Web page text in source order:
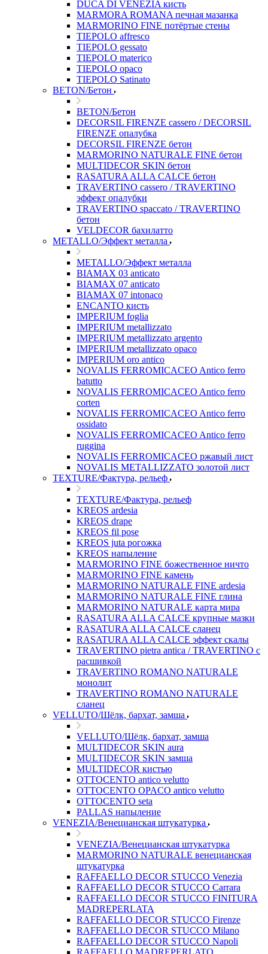
DUCA DI VENEZIA кисть
MARMORA ROMANA печная мазанка
MARMORINO FINE потёртые стены
TIEPOLO affresco
TIEPOLO gessato
TIEPOLO materico
TIEPOLO opaco
TIEPOLO Satinato
BETON/Бетон
BETON/Бетон
DECORSIL FIRENZE cassero / DECORSIL
FIRENZE опалубка
DECORSIL FIRENZE бетон
MARMORINO NATURALE FINE бетон
MULTIDECOR SKIN бетон
RASATURA ALLA CALCE бетон
TRAVERTINO cassero / TRAVERTINO
эффект опалубки
TRAVERTINO spaccato / TRAVERTINO
бетон
VELDECOR бахилатто
METALLO/Эффект металла
METALLO/Эффект металла
BIAMAX 03 anticato
BIAMAX 07 anticato
BIAMAX 07 intonaco
ENCANTO кисть
IMPERIUM foglia
IMPERIUM metallizzato
IMPERIUM metallizzato argento
IMPERIUM metallizzato opaco
IMPERIUM oro antico
NOVALIS FERROMICACEO Antico ferro
batutto
NOVALIS FERROMICACEO Antico ferro
corten
NOVALIS FERROMICACEO Antico ferro
ossidato
NOVALIS FERROMICACEO Antico ferro
ruggina
NOVALIS FERROMICACEO ржавый лист
NOVALIS METALLIZZATO золотой лист
TEXTURE/Фактура, рельеф
TEXTURE/Фактура, рельеф
KREOS ardesia
KREOS drape
KREOS fil pose
KREOS juta рогожка
KREOS напыление
MARMORINO FINE божественное ничто
MARMORINO FINE камень
MARMORINO NATURALE FINE ardesia
MARMORINO NATURALE FINE глина
MARMORINO NATURALE карта мира
RASATURA ALLA CALCE крупные мазки
RASATURA ALLA CALCE сланец
RASATURA ALLA CALCE эффект скалы
TRAVERTINO pietra antica / TRAVERTINO с
расшивкой
TRAVERTINO ROMANO NATURALE
монолит
TRAVERTINO ROMANO NATURALE
сланец
VELLUTO/Шёлк, бархат, замша
VELLUTO/Шёлк, бархат, замша
MULTIDECOR SKIN aura
MULTIDECOR SKIN замша
MULTIDECOR кистью
OTTOCENTO antico velutto
OTTOCENTO OPACO antico velutto
OTTOCENTO seta
PALLAS напыление
VENEZIA/Венецианская штукатурка
VENEZIA/Венецианская штукатурка
MARMORINO NATURALE венецианская
штукатурка
RAFFAELLO DECOR STUCCO Venezia
RAFFAELLO DECOR STUCCO Carrara
RAFFAELLO DECOR STUCCO FINITURA
MADREPERLATA
RAFFAELLO DECOR STUCCO Firenze
RAFFAELLO DECOR STUCCO Milano
RAFFAELLO DECOR STUCCO Napoli
RAFFAELLO MADREPERLATO